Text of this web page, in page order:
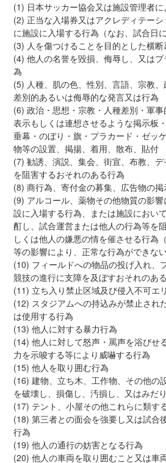
(1) 日本サッカー協会又は施設管理者
(2) 正当な入場券又はアクレディテー
に施設に入場する行為（なお、試合日
(3) 人を傷つけることを目的とした横
(4) 他人の名誉を毀損、侮辱し、又は
為
(5) 人種、肌の色、性別、言語、宗教
差別的あるいは侮辱的な発言又は行為
(6) 政治・思想・宗教・人種差別・軍
表示もしくは連想させるような掲示板
垂幕・のぼり・旗・プラカード・ゼッ
物等の設置、掲揚、着用、散布、貼付
(7) 勧誘、演説、集会、街宣、布教、
を阻害するおそれのある行為
(8) 商行為、寄付金の募集、広告物の掲
(9) アルコール、薬物その他物質の影
設に入場する行為、または施設におい
酊し、試合運営または他人の行為等を
しくは他人の嫌悪の情を催させる行為
等の影響により、正常な行為ができな
(10) フィールドへの物品の投げ入れ、
競技の進行に支障を及ぼすおそれのあ
(11) 立ち入り禁止区域及び侵入不可エ
(12) スタジアムへの持込みが禁止され
は使用する行為
(13) 他人に対する暴力行為
(14) 他人に対して怒声・罵声を浴びせ
力を示唆する等により威嚇する行為
(15) 他人を取り囲む行為
(16) 建物、立ち木、工作物、その他の
を破壊し、損傷し、汚損し、又はみだ
(17) テント、小屋その他これらに類す
(18) 第三者との面会を強要し又は試合
行為
(19) 他人の通行の妨害となる行為
(20) 他人の車両を取り囲むこと又は車